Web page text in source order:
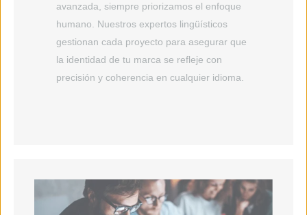
avanzada, siempre priorizamos el enfoque
humano. Nuestros expertos lingüísticos
gestionan cada proyecto para asegurar que
la identidad de tu marca se refleje con
precisión y coherencia en cualquier idioma.